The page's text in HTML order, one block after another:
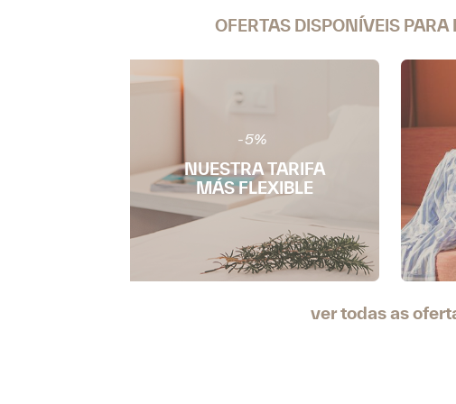
OFERTAS DISPONÍVEIS PARA
NUESTRA TARIFA
MÁS FLEXIBLE
-5%
ver todas as